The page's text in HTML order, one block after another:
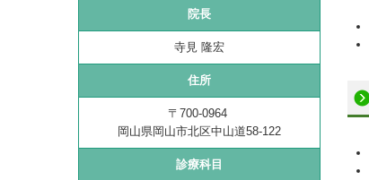
院長
寺見 隆宏
住所
〒700-0964
岡山県岡山市北区中山道58-122
診療科目